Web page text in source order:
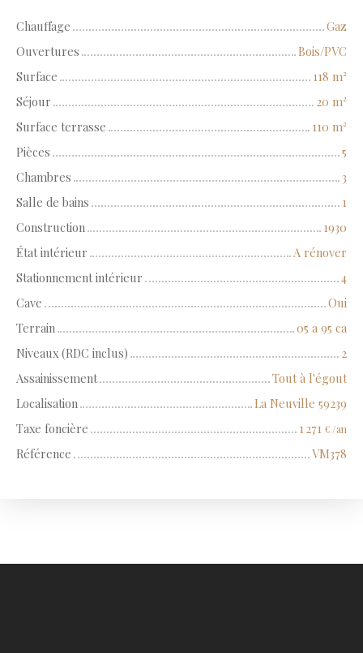
Chauffage
Gaz
Ouvertures
Bois/PVC
Surface
118 m²
Séjour
20 m²
Surface terrasse
110 m²
Pièces
5
Chambres
3
Salle de bains
1
Construction
1930
État intérieur
A rénover
Stationnement intérieur
4
Cave
Oui
Terrain
05 a 95 ca
Niveaux (RDC inclus)
2
Assainissement
Tout à l'égout
Localisation
La Neuville 59239
Taxe foncière
1 271 € /an
Référence VM378